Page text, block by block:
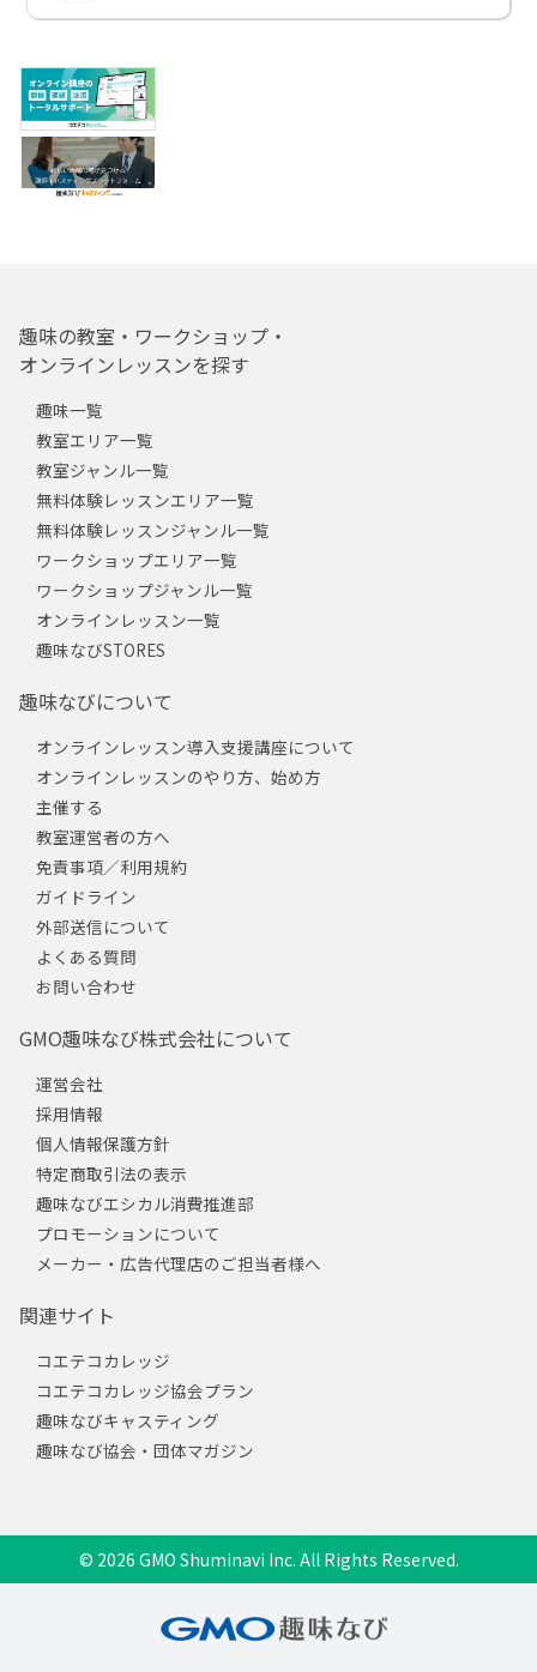
趣味の教室・ワークショップ・
オンラインレッスンを探す
趣味一覧
教室エリア一覧
教室ジャンル一覧
無料体験レッスンエリア一覧
無料体験レッスンジャンル一覧
ワークショップエリア一覧
ワークショップジャンル一覧
オンラインレッスン一覧
趣味なびSTORES
趣味なびについて
オンラインレッスン導入支援講座について
オンラインレッスンのやり方、始め方
主催する
教室運営者の方へ
免責事項／利用規約
ガイドライン
外部送信について
よくある質問
お問い合わせ
GMO趣味なび株式会社について
運営会社
採用情報
個人情報保護方針
特定商取引法の表示
趣味なびエシカル消費推進部
プロモーションについて
メーカー・広告代理店のご担当者様へ
関連サイト
コエテコカレッジ
コエテコカレッジ協会プラン
趣味なびキャスティング
趣味なび協会・団体マガジン
© 2026 GMO Shuminavi Inc. All Rights Reserved.